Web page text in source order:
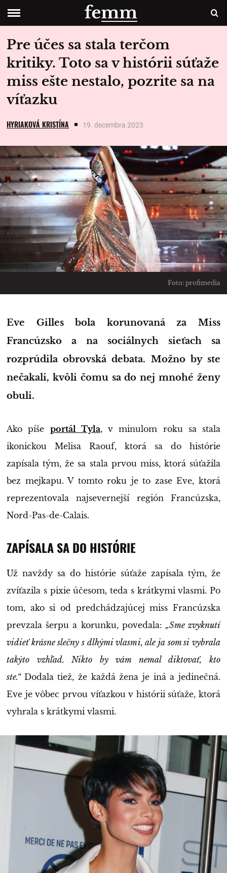
Pre účes sa stala terčom
kritiky. Toto sa v histórii súťaže
miss ešte nestalo, pozrite sa na
víťazku
HYRIAKOVÁ KRISTÍNA 19. decembra 2023
Foto: profimedia
Eve Gilles bola korunovaná za Miss
Francúzsko a na sociálnych sieťach sa
rozprúdila obrovská debata. Možno by ste
nečakali, kvôli čomu sa do nej mnohé ženy
obuli.
Ako píše portál Tyla, v minulom roku sa stala
ikonickou Melisa Raouf, ktorá sa do histórie
zapísala tým, že sa stala prvou miss, ktorá súťažila
bez mejkapu. V tomto roku je to zase Eve, ktorá
reprezentovala najsevernejší región Francúzska,
Nord-Pas-de-Calais.
ZAPÍSALA SA DO HISTÓRIE
Už navždy sa do histórie súťaže zapísala tým, že
zvíťazila s pixie účesom, teda s krátkymi vlasmi. Po
tom, ako si od predchádzajúcej miss Francúzska
prevzala šerpu a korunku, povedala: „Sme zvyknutí
vidieť krásne slečny s dlhými vlasmi, ale ja som si vybrala
takýto vzhľad. Nikto by vám nemal diktovať, kto
ste.“ Dodala tiež, že každá žena je iná a jedinečná.
Eve je vôbec prvou víťazkou v histórii súťaže, ktorá
vyhrala s krátkymi vlasmi.